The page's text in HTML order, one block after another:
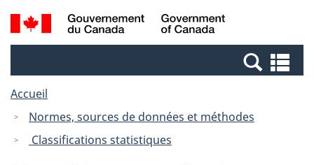
Passer
au
Passer
à
Canada
Recherche
et
et
Accueil
Normes, sources de données et méthodes
Classifications statistiques